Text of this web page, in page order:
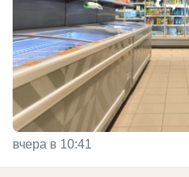
вчера в 10:41